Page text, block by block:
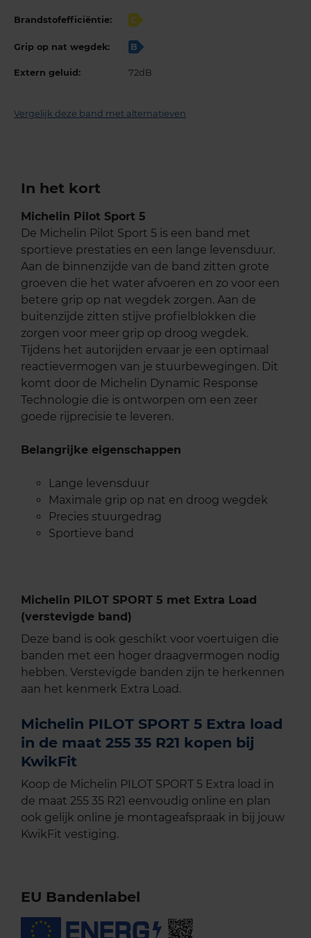
Brandstofefficiëntie: C
Grip op nat wegdek: B
Extern geluid: 72dB
Vergelijk deze band met alternatieven
In het kort
Michelin Pilot Sport 5
De Michelin Pilot Sport 5 is een band met
sportieve prestaties en een lange levensduur.
Aan de binnenzijde van de band zitten grote
groeven die het water afvoeren en zo voor een
betere grip op nat wegdek zorgen. Aan de
buitenzijde zitten stijve profielblokken die
zorgen voor meer grip op droog wegdek.
Tijdens het autorijden ervaar je een optimaal
reactievermogen van je stuurbewegingen. Dit
komt door de Michelin Dynamic Response
Technologie die is ontworpen om een zeer
goede rijprecisie te leveren.
Belangrijke eigenschappen
Lange levensduur
Maximale grip op nat en droog wegdek
Precies stuurgedrag
Sportieve band
Michelin PILOT SPORT 5 met Extra Load
(verstevigde band)
Deze band is ook geschikt voor voertuigen die
banden met een hoger draagvermogen nodig
hebben. Verstevigde banden zijn te herkennen
aan het kenmerk Extra Load.
Michelin PILOT SPORT 5 Extra load
in de maat 255 35 R21 kopen bij
KwikFit
Koop de Michelin PILOT SPORT 5 Extra load in
de maat 255 35 R21 eenvoudig online en plan
ook gelijk online je montageafspraak in bij jouw
KwikFit vestiging.
EU Bandenlabel